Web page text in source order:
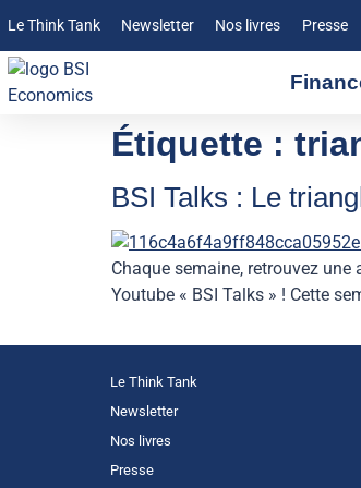
Le Think Tank Newsletter Nos livres Presse
Étiquette :
BSI Talks : Le
Chaque semaine, retrouvez une
Youtube « BSI Talks » ! Cette
Le Think Tank
Newsletter
Nos livres
Presse